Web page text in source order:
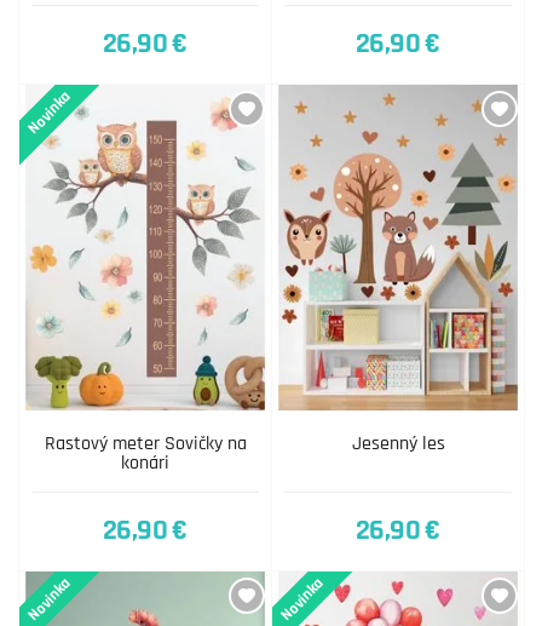
26,90 € 26,90 €
Rastový meter Sovičky na
konári
Novinka
26,90 €
Jesenný les
26,90 €
Novinka Novinka